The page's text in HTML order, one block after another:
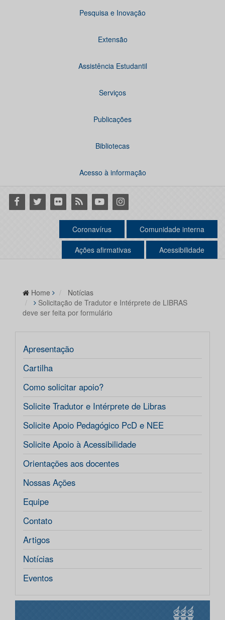
Pesquisa e Inovação
Extensão
Assistência Estudantil
Serviços
Publicações
Bibliotecas
Acesso à informação
Facebook
Twitter Flickr RSS YoutubeInstagram
Coronavírus Comunidade interna
Ações afirmativas Acessibilidade
Home
Notícias
Solicitação de Tradutor e Intérprete de LIBRAS
deve ser feita por formulário
Apresentação
Cartilha
Como solicitar apoio?
Solicite Tradutor e Intérprete de Libras
Solicite Apoio Pedagógico PcD e NEE
Solicite Apoio à Acessibilidade
Orientações aos docentes
Nossas Ações
Equipe
Contato
Artigos
Notícias
Eventos